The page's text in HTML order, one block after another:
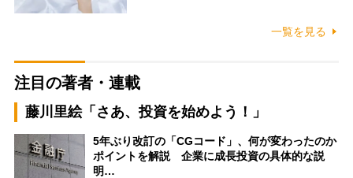
一覧を見る
注目の著者・連載
藤川里絵「さあ、投資を始めよう！」
5年ぶり改訂の「CGコード」、何が変わったのか
ポイントを解説 企業に成長投資の具体的な説
明…